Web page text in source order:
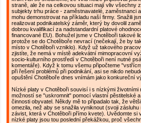
straně, ale že na celkovou situaci mají vliv všechny
subjekty trhu práce - zaměstnavatelé, zaměstnanci
mohu demonstrovat na příkladu naší firmy. Snažili
realizovat podnikatelský záměr, který by dovolil
dobrou kvalifikací za nadstandardní platové
financované EU). Bohužel jsme v Chotěboři takové
protože se do Chotěboře nevrací (nečekají, že by
místo v Chotěboři vzniklo). Když už takového
zjistíte, že nemá v místě adekvátní mimopracovní
socio-kulturního prostředí v Chotěboři není nutné
komentáře). Když k tomu všemu připočteme
při řešení problémů při podnikání, asi se nikdo
opuštění Chotěboře dnes vnímám jako konkureční
Nízké platy v Chotěboři souvisí i s nízkými životními
možností se "uskromnit" pomocí vlastní pěstitelské
činnosti obyvatel. Někdy mě to připadalo tak, že
omezila, než aby se snažila vyniknout (svoji zásluhu
závist, která v Chotěboři přímo kvete). Uvědomte si
nízké platy jsou tou poslední překážkou, proč